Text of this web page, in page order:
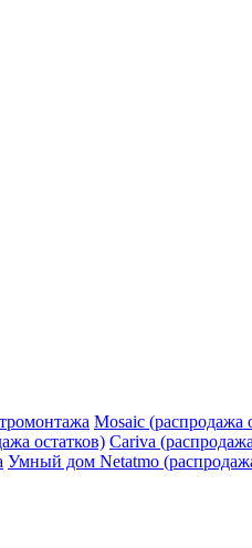
Mosaic (распродажа
остатков) Cariva
Умный дом Netatmo